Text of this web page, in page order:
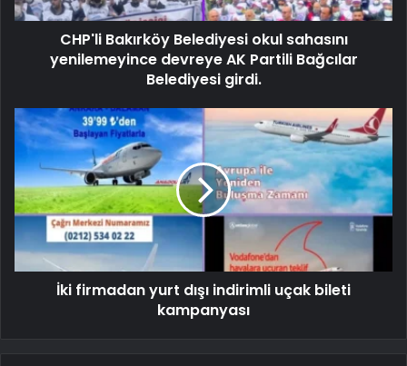
CHP'li Bakırköy Belediyesi okul sahasını
yenilemeyince devreye AK Partili Bağcılar
Belediyesi girdi.
İki firmadan yurt dışı indirimli uçak bileti
kampanyası